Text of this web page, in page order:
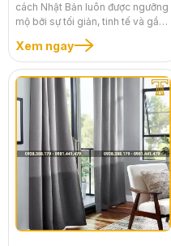
cách Nhật Bản luôn được ngưỡng
mộ bởi sự tối giản, tinh tế và gần
gũi với thiên nhiên. Một bộ rèm
cửa sổ Nhật Bản không chỉ có
chức năng che chắn ánh sáng
mà còn là điểm nhấn thẩm mỹ,
mang đến sự ấm cúng, thanh lịch
và một cảm giác bình yên cho
không gian sống. Lựa chọn rèm
cửa theo phong cách Nhật Bản là
cách bạn tạo ra một không gian
thư thái, giúp bạn tận hưởng
những khoảnh khắc tĩnh lặng
trong cuộc sống bận rộn.
Xem ngay